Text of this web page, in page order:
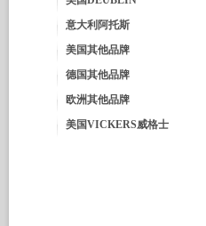
意大利阿托斯
美国其他品牌
德国其他品牌
欧洲其他品牌
美国VICKERS威格士